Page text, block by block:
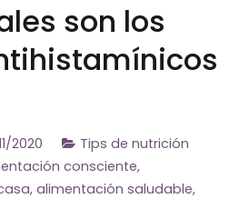
son los
2020
Tips de nutrición
consciente,
, alimentación saludable,